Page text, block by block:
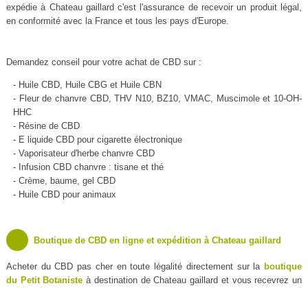
expédie à Chateau gaillard c'est l'assurance de recevoir un produit légal,
en conformité avec la France et tous les pays d'Europe.
Demandez conseil pour votre achat de CBD sur :
- Huile CBD, Huile CBG et Huile CBN
- Fleur de chanvre CBD, THV N10, BZ10, VMAC, Muscimole et 10-OH-
HHC
- Résine de CBD
- E liquide CBD pour cigarette électronique
- Vaporisateur d'herbe chanvre CBD
- Infusion CBD chanvre : tisane et thé
- Crème, baume, gel CBD
- Huile CBD pour animaux
Boutique de CBD en ligne et expédition à Chateau gaillard
Acheter du CBD pas cher en toute légalité directement sur la boutique
du Petit Botaniste à destination de Chateau gaillard et vous recevrez un